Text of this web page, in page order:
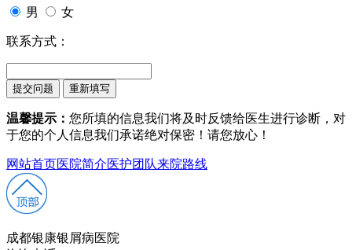
男 女
联系方式：
温馨提示： 您所填的信息我们将及时反馈给医生进行诊断，对
于您的个人信息我们承诺绝对保密！请您放心！
网站首页医院简介医护团队来院路线
成都银康银屑病医院